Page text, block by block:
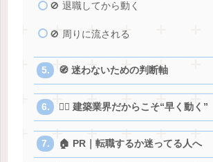
🚫 退職してから動く
🚫 周りに流される
🧭 迷わないための判断軸
👷‍♂️ 建築業界だからこそ“早く動く”
🏠 PR｜転職するか迷ってる人へ